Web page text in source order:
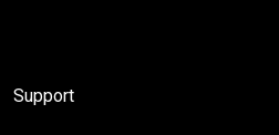
Support